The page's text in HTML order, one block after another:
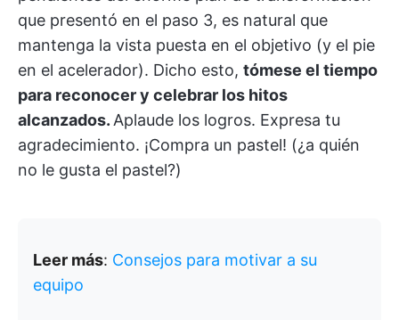
que presentó en el paso 3, es natural que
mantenga la vista puesta en el objetivo (y el pie
en el acelerador). Dicho esto, tómese el tiempo
para reconocer y celebrar los hitos
alcanzados. Aplaude los logros. Expresa tu
agradecimiento. ¡Compra un pastel! (¿a quién
no le gusta el pastel?)
Leer más: Consejos para motivar a su
equipo